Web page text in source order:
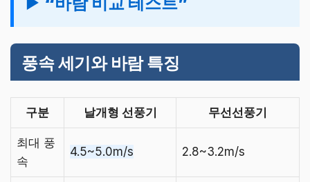
풍속 세기와 바람 특징
구분 날개형 선풍기 무선선풍기
최대 풍
속
4.5~5.0m/s 2.8~3.2m/s